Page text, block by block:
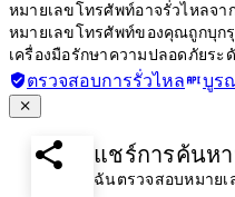
หมายเลขโทรศัพท์อาจรั่วไหลจา
หมายเลขโทรศัพท์ของคุณถูกบุก
เครื่องมือรักษาความปลอดภัยระ
ตรวจสอบการรั่วไหล บูร
แชร์การค้นห
ฉันตรวจสอบหมายเ